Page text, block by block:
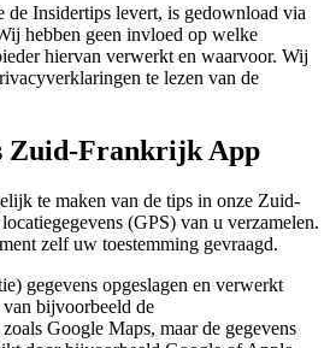
Insidertips levert, is gedownload via
hebben geen invloed op welke
hiervan verwerkt en waarvoor. Wij
te lezen van de
Zuid-Frankrijk App
te maken van de tips in onze Zuid-
(GPS) van u verzamelen.
zelf uw toestemming gevraagd.
gegevens opgeslagen en verwerkt
bijvoorbeeld de
Google Maps, maar de gegevens